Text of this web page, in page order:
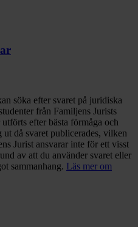
söka efter svaret på juridiska
från Familjens Jurists
efter bästa förmåga och
då svaret publicerades, vilken
Jurist ansvarar inte för ett visst
av att du använder svaret eller
sammanhang. Läs mer om